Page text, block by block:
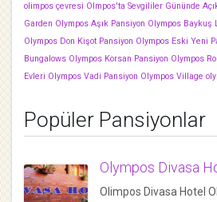
olimpos çevresi Olmpos'ta Sevgililer Gününde
Garden Olympos Aşık Pansiyon Olympos Baykuş
Olympos Don Kişot Pansiyon Olympos Eski Yeni
Bungalows Olympos Korsan Pansiyon Olympos
Evleri Olympos Vadi Pansiyon Olympos Village
Popüler Pansiyonlar
Olympos Divasa
Olimpos Divasa Hotel